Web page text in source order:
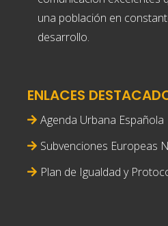
una población en
desarrollo.
ENLACES
Agenda Urbana Española
Subvenciones Europeas
Plan de Igualdad y